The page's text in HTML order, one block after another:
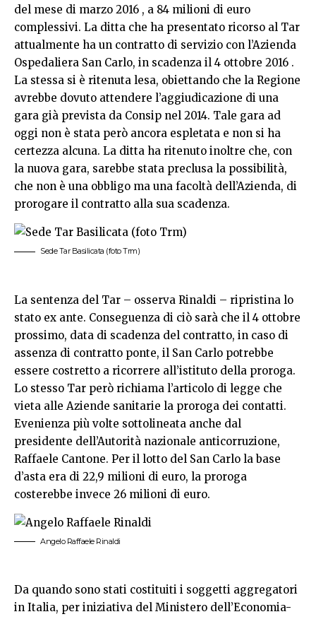
del mese di marzo 2016 , a 84 milioni di euro
complessivi. La ditta che ha presentato ricorso al Tar
attualmente ha un contratto di servizio con l’Azienda
Ospedaliera San Carlo, in scadenza il 4 ottobre 2016 .
La stessa si è ritenuta lesa, obiettando che la Regione
avrebbe dovuto attendere l’aggiudicazione di una
gara già prevista da Consip nel 2014. Tale gara ad
oggi non è stata però ancora espletata e non si ha
certezza alcuna. La ditta ha ritenuto inoltre che, con
la nuova gara, sarebbe stata preclusa la possibilità,
che non è una obbligo ma una facoltà dell’Azienda, di
prorogare il contratto alla sua scadenza.
Sede Tar Basilicata (foto Trm)
La sentenza del Tar – osserva Rinaldi – ripristina lo
stato ex ante. Conseguenza di ciò sarà che il 4 ottobre
prossimo, data di scadenza del contratto, in caso di
assenza di contratto ponte, il San Carlo potrebbe
essere costretto a ricorrere all’istituto della proroga.
Lo stesso Tar però richiama l’articolo di legge che
vieta alle Aziende sanitarie la proroga dei contatti.
Evenienza più volte sottolineata anche dal
presidente dell’Autorità nazionale anticorruzione,
Raffaele Cantone. Per il lotto del San Carlo la base
d’asta era di 22,9 milioni di euro, la proroga
costerebbe invece 26 milioni di euro.
Angelo Raffaele Rinaldi
Da quando sono stati costituiti i soggetti aggregatori
in Italia, per iniziativa del Ministero dell’Economia-